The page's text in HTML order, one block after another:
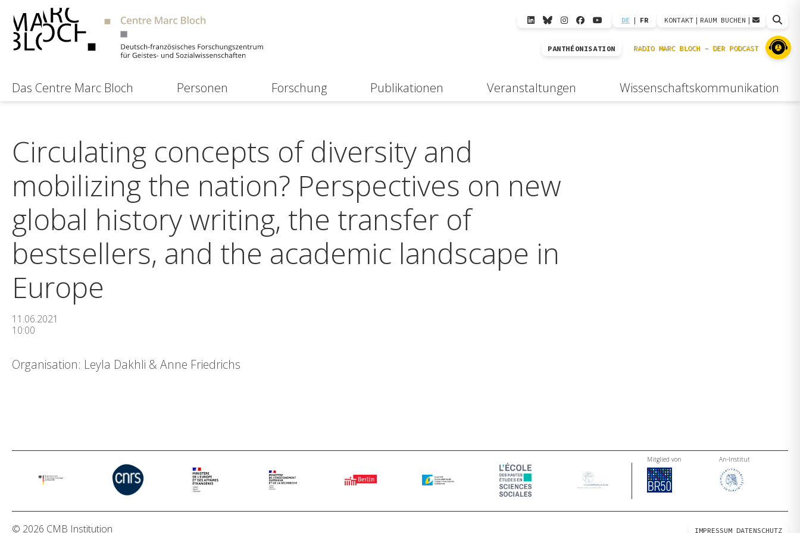
DE | FR KONTAKT | RAUM BUCHEN |
PANTHÉONISATION
Das Centre Marc Bloch Personen Forschung Publikationen Veranstaltungen Wissenschaftskommunikation
Circulating concepts of diversity and
mobilizing the nation? Perspectives on new
global history writing, the transfer of
bestsellers, and the academic landscape in
Europe
11.06.2021
10:00
Organisation: Leyla Dakhli & Anne Friedrichs
Mitglied von An-Institut
© 2026 CMB Institution IMPRESSUM DATENSCHUTZ